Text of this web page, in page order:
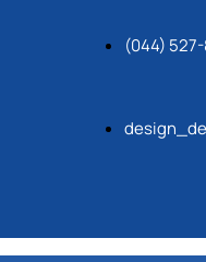
(044)